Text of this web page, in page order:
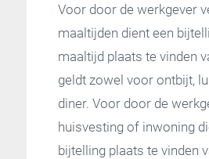
Voor door de werkgever
maaltijden dient een
maaltijd plaats te vinden
geldt zowel voor ontbijt,
diner. Voor door de
huisvesting of inwoning
bijtelling plaats te vinden